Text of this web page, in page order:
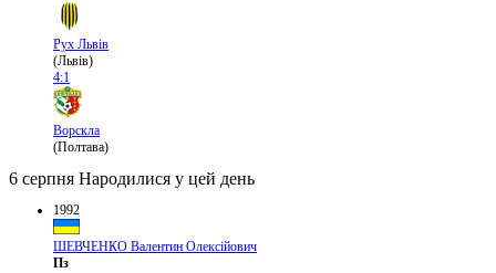
Рух Львів
(Львів)
4:1
Ворскла
(Полтава)
6 серпня Народилися у цей день
1992
ШЕВЧЕНКО Валентин Олексійович
Пз